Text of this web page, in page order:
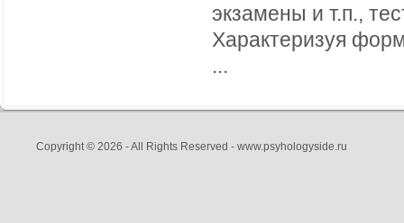
экзамены и т.п.,
Характеризуя
...
Copyright © 2026 - All Rights Reserved - www.psyhologyside.ru